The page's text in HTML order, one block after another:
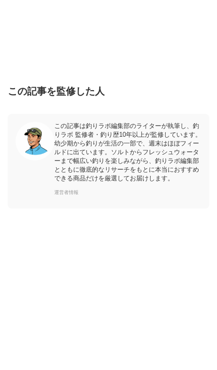
この記事を監修した人
この記事は釣りラボ編集部のライターが執筆し、釣
りラボ 監修者・釣り歴10年以上が監修しています。
幼少期から釣りが生活の一部で、週末はほぼフィー
ルドに出ています。ソルトからフレッシュウォータ
ーまで幅広い釣りを楽しみながら、釣りラボ編集部
とともに徹底的なリサーチをもとに本当におすすめ
できる商品だけを厳選してお届けします。
運営者情報